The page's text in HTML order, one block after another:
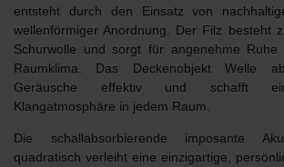
entsteht durch den Einsatz von
wellenförmiger Anordnung. Der Filz besteht
Schurwolle und sorgt für angenehme
Raumklima. Das Deckenobjekt Welle
Geräusche effektiv und schafft
Klangatmosphäre in jedem Raum.
Die schallabsorbierende imposante
quadratisch verleiht eine einzigartige,